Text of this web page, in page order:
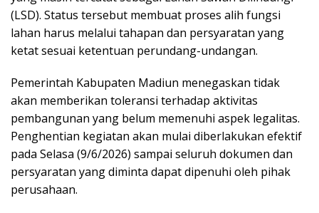
(LSD). Status tersebut membuat proses alih fungsi
lahan harus melalui tahapan dan persyaratan yang
ketat sesuai ketentuan perundang-undangan.
Pemerintah Kabupaten Madiun menegaskan tidak
akan memberikan toleransi terhadap aktivitas
pembangunan yang belum memenuhi aspek legalitas.
Penghentian kegiatan akan mulai diberlakukan efektif
pada Selasa (9/6/2026) sampai seluruh dokumen dan
persyaratan yang diminta dapat dipenuhi oleh pihak
perusahaan.